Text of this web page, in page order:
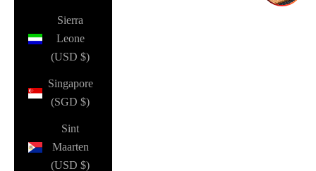
Sierra
Leone
(USD $)
Singapore
(SGD $)
Sint
Maarten
(USD $)